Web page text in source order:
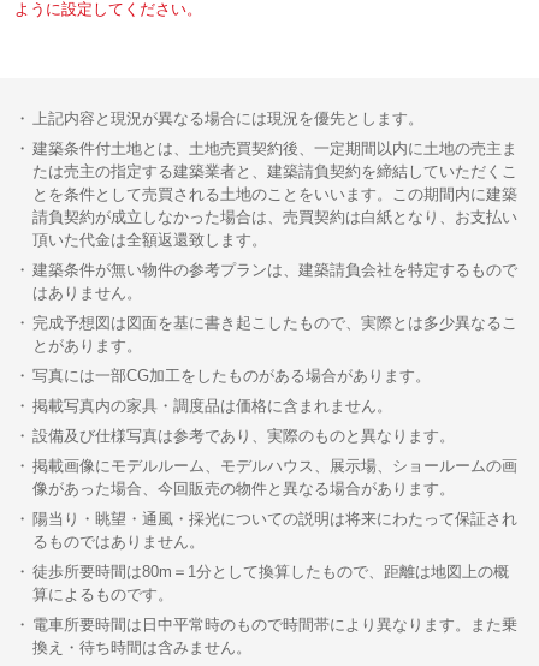
ように設定してください。
上記内容と現況が異なる場合には現況を優先とします。
建築条件付土地とは、土地売買契約後、一定期間以内に土地の売主ま
たは売主の指定する建築業者と、建築請負契約を締結していただくこ
とを条件として売買される土地のことをいいます。この期間内に建築
請負契約が成立しなかった場合は、売買契約は白紙となり、お支払い
頂いた代金は全額返還致します。
建築条件が無い物件の参考プランは、建築請負会社を特定するもので
はありません。
完成予想図は図面を基に書き起こしたもので、実際とは多少異なるこ
とがあります。
写真には一部CG加工をしたものがある場合があります。
掲載写真内の家具・調度品は価格に含まれません。
設備及び仕様写真は参考であり、実際のものと異なります。
掲載画像にモデルルーム、モデルハウス、展示場、ショールームの画
像があった場合、今回販売の物件と異なる場合があります。
陽当り・眺望・通風・採光についての説明は将来にわたって保証され
るものではありません。
徒歩所要時間は80m＝1分として換算したもので、距離は地図上の概
算によるものです。
電車所要時間は日中平常時のもので時間帯により異なります。また乗
換え・待ち時間は含みません。